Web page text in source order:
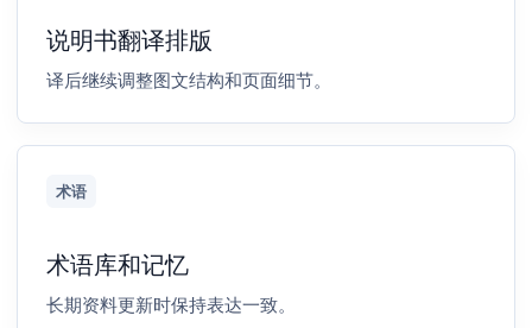
说明书翻译排版
译后继续调整图文结构和页面细节。
术语
术语库和记忆
长期资料更新时保持表达一致。